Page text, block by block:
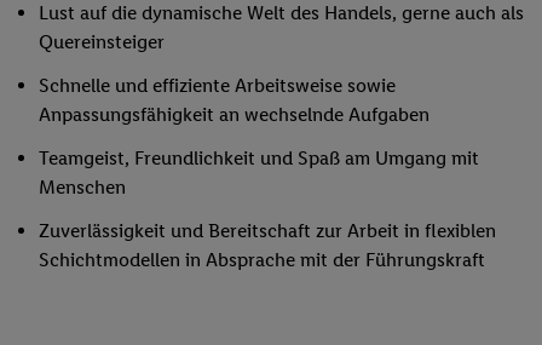
Lust auf die dynamische Welt des Handels, gerne auch als
Quereinsteiger
Schnelle und effiziente Arbeitsweise sowie
Anpassungsfähigkeit an wechselnde Aufgaben
Teamgeist, Freundlichkeit und Spaß am Umgang mit
Menschen
Zuverlässigkeit und Bereitschaft zur Arbeit in flexiblen
Schichtmodellen in Absprache mit der Führungskraft